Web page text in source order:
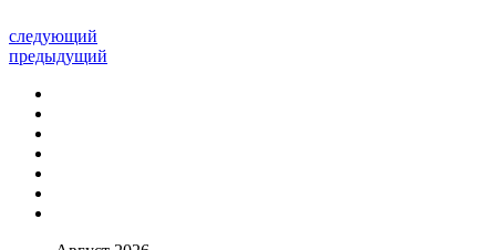
следующий
предыдущий